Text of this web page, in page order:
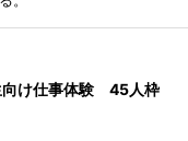
向け仕事体験 45人枠